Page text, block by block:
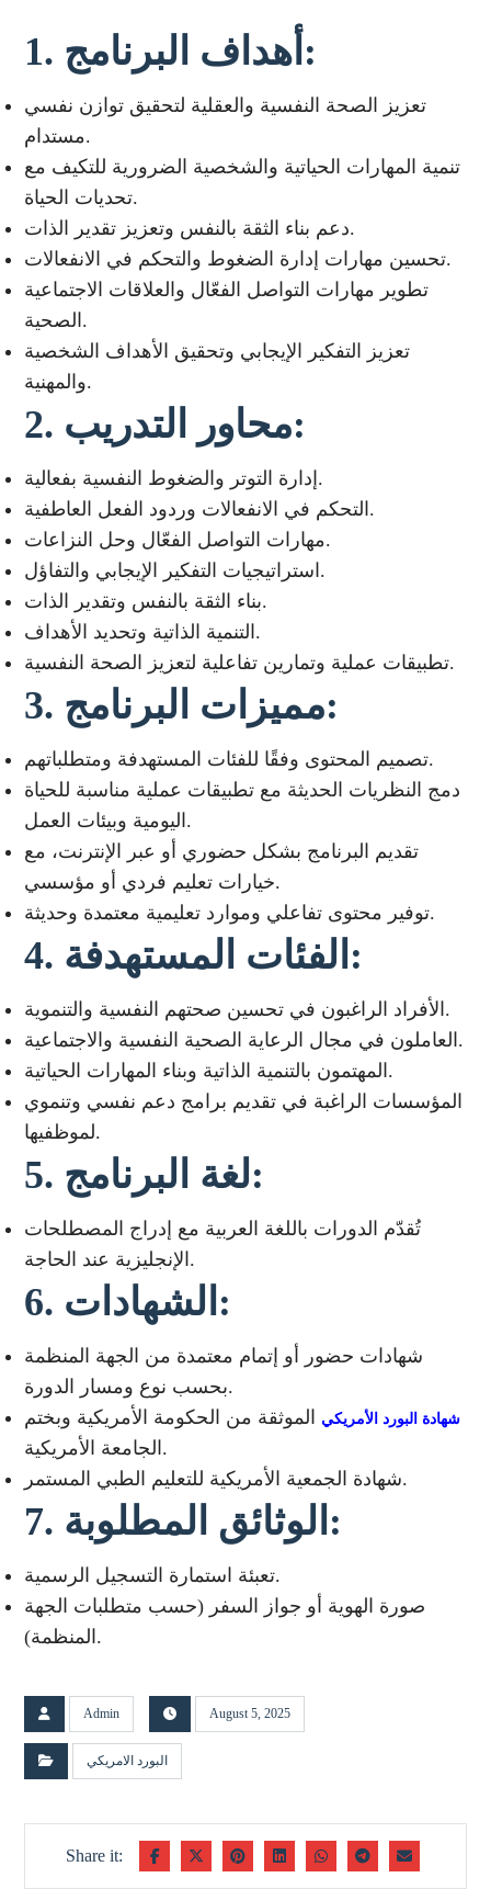
1. أهداف البرنامج:
تعزيز الصحة النفسية والعقلية لتحقيق توازن نفسي
مستدام.
تنمية المهارات الحياتية والشخصية الضرورية للتكيف مع
تحديات الحياة.
دعم بناء الثقة بالنفس وتعزيز تقدير الذات.
تحسين مهارات إدارة الضغوط والتحكم في الانفعالات.
تطوير مهارات التواصل الفعّال والعلاقات الاجتماعية
الصحية.
تعزيز التفكير الإيجابي وتحقيق الأهداف الشخصية
والمهنية.
2. محاور التدريب:
إدارة التوتر والضغوط النفسية بفعالية.
التحكم في الانفعالات وردود الفعل العاطفية.
مهارات التواصل الفعّال وحل النزاعات.
استراتيجيات التفكير الإيجابي والتفاؤل.
بناء الثقة بالنفس وتقدير الذات.
التنمية الذاتية وتحديد الأهداف.
تطبيقات عملية وتمارين تفاعلية لتعزيز الصحة النفسية.
3. مميزات البرنامج:
تصميم المحتوى وفقًا للفئات المستهدفة ومتطلباتهم.
دمج النظريات الحديثة مع تطبيقات عملية مناسبة للحياة
اليومية وبيئات العمل.
تقديم البرنامج بشكل حضوري أو عبر الإنترنت، مع
خيارات تعليم فردي أو مؤسسي.
توفير محتوى تفاعلي وموارد تعليمية معتمدة وحديثة.
4. الفئات المستهدفة:
الأفراد الراغبون في تحسين صحتهم النفسية والتنموية.
العاملون في مجال الرعاية الصحية النفسية والاجتماعية.
المهتمون بالتنمية الذاتية وبناء المهارات الحياتية.
المؤسسات الراغبة في تقديم برامج دعم نفسي وتنموي
لموظفيها.
5. لغة البرنامج:
تُقدّم الدورات باللغة العربية مع إدراج المصطلحات
الإنجليزية عند الحاجة.
6. الشهادات:
شهادات حضور أو إتمام معتمدة من الجهة المنظمة
بحسب نوع ومسار الدورة.
شهادة البورد الأمريكي
الموثقة من الحكومة الأمريكية وبختم
الجامعة الأمريكية.
شهادة الجمعية الأمريكية للتعليم الطبي المستمر.
7. الوثائق المطلوبة:
تعبئة استمارة التسجيل الرسمية.
صورة الهوية أو جواز السفر (حسب متطلبات الجهة
المنظمة).
Admin August 5, 2025
البورد الامريكي